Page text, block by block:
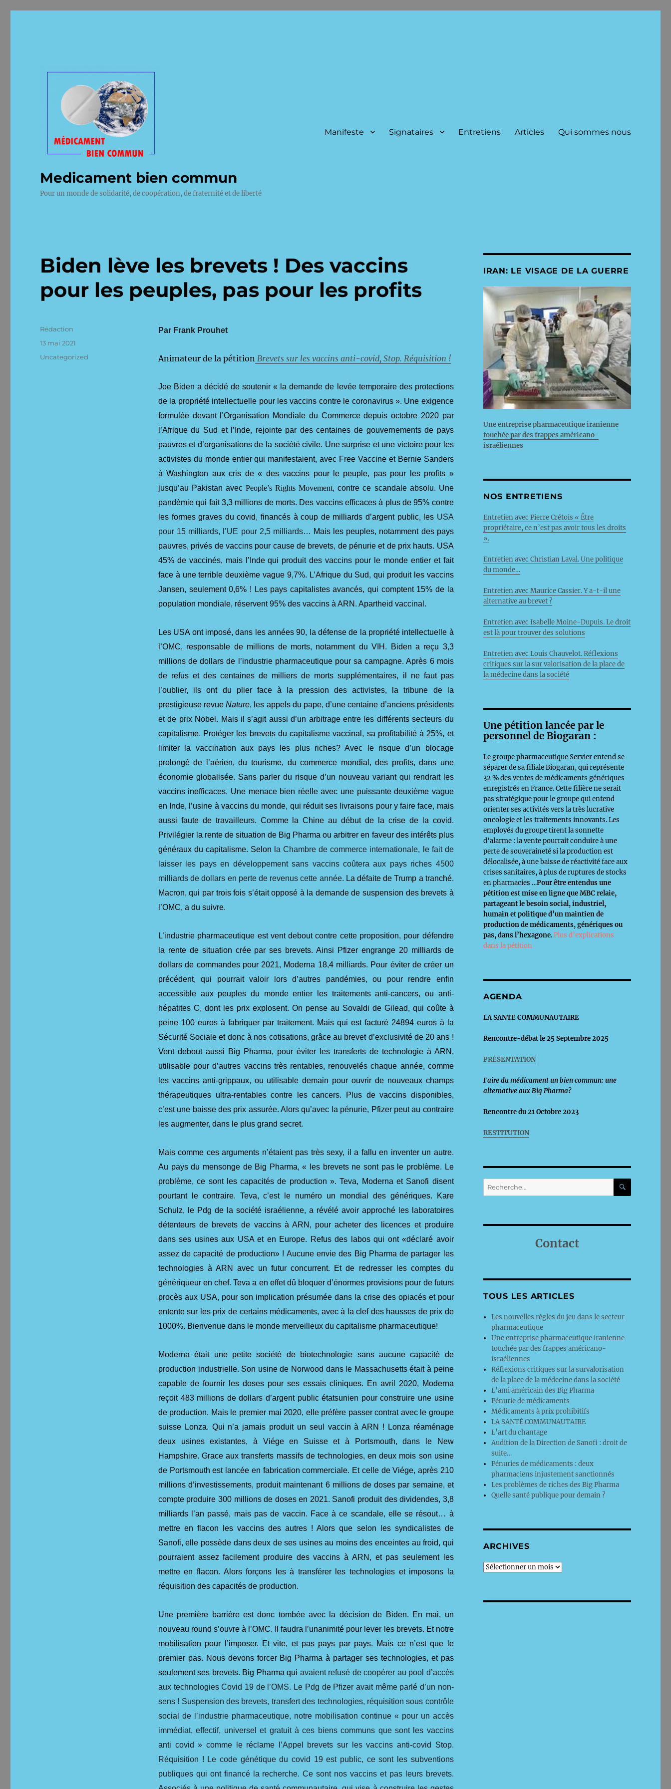
Medicament bien commun
Pour un monde de solidarité, de coopération, de fraternité et de liberté
Manifeste Signataires Entretiens Articles Qui sommes nous
Biden lève les brevets ! Des vaccins
pour les peuples, pas pour les profits
Par Frank Prouhet
Animateur de la pétitionBrevets sur les vaccins anti-covid, Stop. Réquisition !
Joe Biden a décidé de soutenir « la demande de levée temporaire des protections
de la propriété intellectuelle pour les vaccins contre le coronavirus ». Une exigence
formulée devant l’Organisation Mondiale du Commerce depuis octobre 2020 par
l’Afrique du Sud et l’Inde, rejointe par des centaines de gouvernements de pays
pauvres et d’organisations de la société civile. Une surprise et une victoire pour les
activistes du monde entier qui manifestaient, avec Free Vaccine et Bernie Sanders
à Washington aux cris de « des vaccins pour le peuple, pas pour les profits »
jusqu’au Pakistan avecPeople’s Rights Movement, contre ce scandale absolu. Une
pandémie qui fait 3,3 millions de morts. Des vaccins efficaces à plus de 95% contre
les formes graves du covid, financés à coup de milliards d’argent public, les USA
pour 15 milliards, l’UE pour 2,5 milliards… Mais les peuples, notamment des pays
pauvres, privés de vaccins pour cause de brevets, de pénurie et de prix hauts. USA
45% de vaccinés, mais l’Inde qui produit des vaccins pour le monde entier et fait
face à une terrible deuxième vague 9,7%. L’Afrique du Sud, qui produit les vaccins
Jansen, seulement 0,6% ! Les pays capitalistes avancés, qui comptent 15% de la
population mondiale, réservent 95% des vaccins à ARN. Apartheid vaccinal.
Les USA ont imposé, dans les années 90, la défense de la propriété intellectuelle à
l’OMC, responsable de millions de morts, notamment du VIH. Biden a reçu 3,3
millions de dollars de l’industrie pharmaceutique pour sa campagne. Après 6 mois
de refus et des centaines de milliers de morts supplémentaires, il ne faut pas
l’oublier, ils ont du plier face à la pression des activistes, la tribune de la
prestigieuse revueNature, les appels du pape, d’une centaine d’anciens présidents
et de prix Nobel. Mais il s’agit aussi d’un arbitrage entre les différents secteurs du
capitalisme. Protéger les brevets du capitalisme vaccinal, sa profitabilité à 25%, et
limiter la vaccination aux pays les plus riches? Avec le risque d’un blocage
prolongé de l’aérien, du tourisme, du commerce mondial, des profits, dans une
économie globalisée. Sans parler du risque d’un nouveau variant qui rendrait les
vaccins inefficaces. Une menace bien réelle avec une puissante deuxième vague
en Inde, l’usine à vaccins du monde, qui réduit ses livraisons pour y faire face, mais
aussi faute de travailleurs. Comme la Chine au début de la crise de la covid.
Privilégier la rente de situation de Big Pharma ou arbitrer en faveur des intérêts plus
généraux du capitalisme. Selon la Chambre de commerce internationale, le fait de
laisser les pays en développement sans vaccins coûtera aux pays riches 4500
milliards de dollars en perte de revenus cette année. La défaite de Trump a tranché.
Macron, qui par trois fois s’était opposé à la demande de suspension des brevets à
l’OMC, a du suivre.
L’industrie pharmaceutique est vent debout contre cette proposition, pour défendre
la rente de situation crée par ses brevets. Ainsi Pfizer engrange 20 milliards de
dollars de commandes pour 2021, Moderna 18,4 milliards. Pour éviter de créer un
précédent, qui pourrait valoir lors d’autres pandémies, ou pour rendre enfin
accessible aux peuples du monde entier les traitements anti-cancers, ou anti-
hépatites C, dont les prix explosent. On pense au Sovaldi de Gilead, qui coûte à
peine 100 euros à fabriquer par traitement. Mais qui est facturé 24894 euros à la
Sécurité Sociale et donc à nos cotisations, grâce au brevet d’exclusivité de 20 ans !
Vent debout aussi Big Pharma, pour éviter les transferts de technologie à ARN,
utilisable pour d’autres vaccins très rentables, renouvelés chaque année, comme
les vaccins anti-grippaux, ou utilisable demain pour ouvrir de nouveaux champs
thérapeutiques ultra-rentables contre les cancers. Plus de vaccins disponibles,
c’est une baisse des prix assurée. Alors qu’avec la pénurie, Pfizer peut au contraire
les augmenter, dans le plus grand secret.
Mais comme ces arguments n’étaient pas très sexy, il a fallu en inventer un autre.
Au pays du mensonge de Big Pharma, « les brevets ne sont pas le problème. Le
problème, ce sont les capacités de production ». Teva, Moderna et Sanofi disent
pourtant le contraire. Teva, c’est le numéro un mondial des génériques. Kare
Schulz, le Pdg de la société israélienne, a révélé avoir approché les laboratoires
détenteurs de brevets de vaccins à ARN, pour acheter des licences et produire
dans ses usines aux USA et en Europe. Refus des labos qui ont «déclaré avoir
assez de capacité de production» ! Aucune envie des Big Pharma de partager les
technologies à ARN avec un futur concurrent. Et de redresser les comptes du
génériqueur en chef. Teva a en effet dû bloquer d’énormes provisions pour de futurs
procès aux USA, pour son implication présumée dans la crise des opiacés et pour
entente sur les prix de certains médicaments, avec à la clef des hausses de prix de
1000%. Bienvenue dans le monde merveilleux du capitalisme pharmaceutique!
Moderna était une petite société de biotechnologie sans aucune capacité de
production industrielle. Son usine de Norwood dans le Massachusetts était à peine
capable de fournir les doses pour ses essais cliniques. En avril 2020, Moderna
reçoit 483 millions de dollars d’argent public étatsunien pour construire une usine
de production. Mais le premier mai 2020, elle préfère passer contrat avec le groupe
suisse Lonza. Qui n’a jamais produit un seul vaccin à ARN ! Lonza réaménage
deux usines existantes, à Viége en Suisse et à Portsmouth, dans le New
Hampshire. Grace aux transferts massifs de technologies, en deux mois son usine
de Portsmouth est lancée en fabrication commerciale. Et celle de Viége, après 210
millions d’investissements, produit maintenant 6 millions de doses par semaine, et
compte produire 300 millions de doses en 2021. Sanofi produit des dividendes, 3,8
milliards l’an passé, mais pas de vaccin. Face à ce scandale, elle se résout… à
mettre en flacon les vaccins des autres ! Alors que selon les syndicalistes de
Sanofi, elle possède dans deux de ses usines au moins des enceintes au froid, qui
pourraient assez facilement produire des vaccins à ARN, et pas seulement les
mettre en flacon. Alors forçons les à transférer les technologies et imposons la
réquisition des capacités de production.
Une première barrière est donc tombée avec la décision de Biden. En mai, un
nouveau round s’ouvre à l’OMC. Il faudra l’unanimité pour lever les brevets. Et notre
mobilisation pour l’imposer. Et vite, et pas pays par pays. Mais ce n’est que le
premier pas. Nous devons forcer Big Pharma à partager ses technologies, et pas
seulement ses brevets. Big Pharma qui avaient refusé de coopérer au pool d’accès
aux technologies Covid 19 de l’OMS. Le Pdg de Pfizer avait même parlé d’un non-
sens ! Suspension des brevets, transfert des technologies, réquisition sous contrôle
social de l’industrie pharmaceutique, notre mobilisation continue « pour un accès
immédiat, effectif, universel et gratuit à ces biens communs que sont les vaccins
anti covid » comme le réclame l’Appel brevets sur les vaccins anti-covid Stop.
Réquisition ! Le code génétique du covid 19 est public, ce sont les subventions
publiques qui ont financé la recherche. Ce sont nos vaccins et pas leurs brevets.
Auteur
Rédaction
Publié
13 mai 2021
Catégories
Uncategorized
IRAN: LE VISAGE DE LA GUERRE
Une entreprise pharmaceutique iranienne
touchée par des frappes américano-
israéliennes
NOS ENTRETIENS
Entretien avec Pierre Crétois « Être
propriétaire, ce n’est pas avoir tous les droits
».
Entretien avec Christian Laval. Une politique
du monde…
Entretien avec Maurice Cassier. Y a-t-il une
alternative au brevet ?
Entretien avec Isabelle Moine-Dupuis. Le droit
est là pour trouver des solutions
Entretien avec Louis Chauvelot. Réflexions
critiques sur la sur valorisation de la place de
la médecine dans la société
Une pétition lancée par le
personnel de Biogaran :
Le groupe pharmaceutique Servier entend se
séparer de sa filiale Biogaran, qui représente
32 % des ventes de médicaments génériques
enregistrés en France. Cette filière ne serait
pas stratégique pour le groupe qui entend
orienter ses activités vers la très lucrative
oncologie et les traitements innovants. Les
employés du groupe tirent la sonnette
d'alarme : la vente pourrait conduire à une
perte de souveraineté si la production est
délocalisée, à une baisse de réactivité face aux
crises sanitaires, à plus de ruptures de stocks
en pharmacies …Pour être entendus une
pétition est mise en ligne que MBC relaie,
partageant le besoin social, industriel,
humain et politique d’un maintien de
production de médicaments, génériques ou
pas, dans l’hexagone.Plus d’explications
dans la pétition
AGENDA
LA SANTE COMMUNAUTAIRE
Rencontre-débat le 25 Septembre 2025
PRÉSENTATION
Faire du médicament un bien commun: une
alternative aux Big Pharma?
Rencontre du 21 Octobre 2023
RESTITUTION
Recherche
pour :
Contact
TOUS LES ARTICLES
Les nouvelles règles du jeu dans le secteur
pharmaceutique
Une entreprise pharmaceutique iranienne
touchée par des frappes américano-
israéliennes
Réflexions critiques sur la survalorisation
de la place de la médecine dans la société
L’ami américain des Big Pharma
Pénurie de médicaments
Médicaments à prix prohibitifs
LA SANTÉ COMMUNAUTAIRE
L’art du chantage
Audition de la Direction de Sanofi : droit de
suite…
Pénuries de médicaments : deux
pharmaciens injustement sanctionnés
Les problèmes de riches des Big Pharma
Quelle santé publique pour demain ?
ARCHIVES
archives